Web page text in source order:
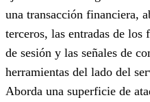
una transacción financiera,
terceros, las entradas de
de sesión y las señales de
herramientas del lado del
Aborda una superficie de